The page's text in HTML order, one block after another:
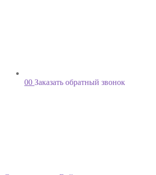
00 Заказать обратный звонок